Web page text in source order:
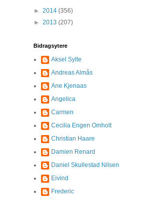
► 2014 (356)
► 2013 (207)
Bidragsytere
Aksel Sylte
Andreas Almås
Ane Kjenaas
Angelica
Carmen
Cecilia Engen Omholt
Christian Haare
Damien Renard
Daniel Skullestad Nilsen
Eivind
Frederic